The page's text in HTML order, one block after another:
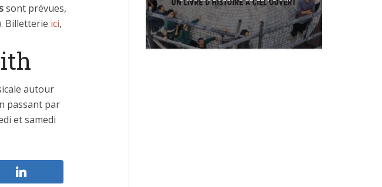
sont prévues,
Billetterie ici,
autour
passant par
et samedi